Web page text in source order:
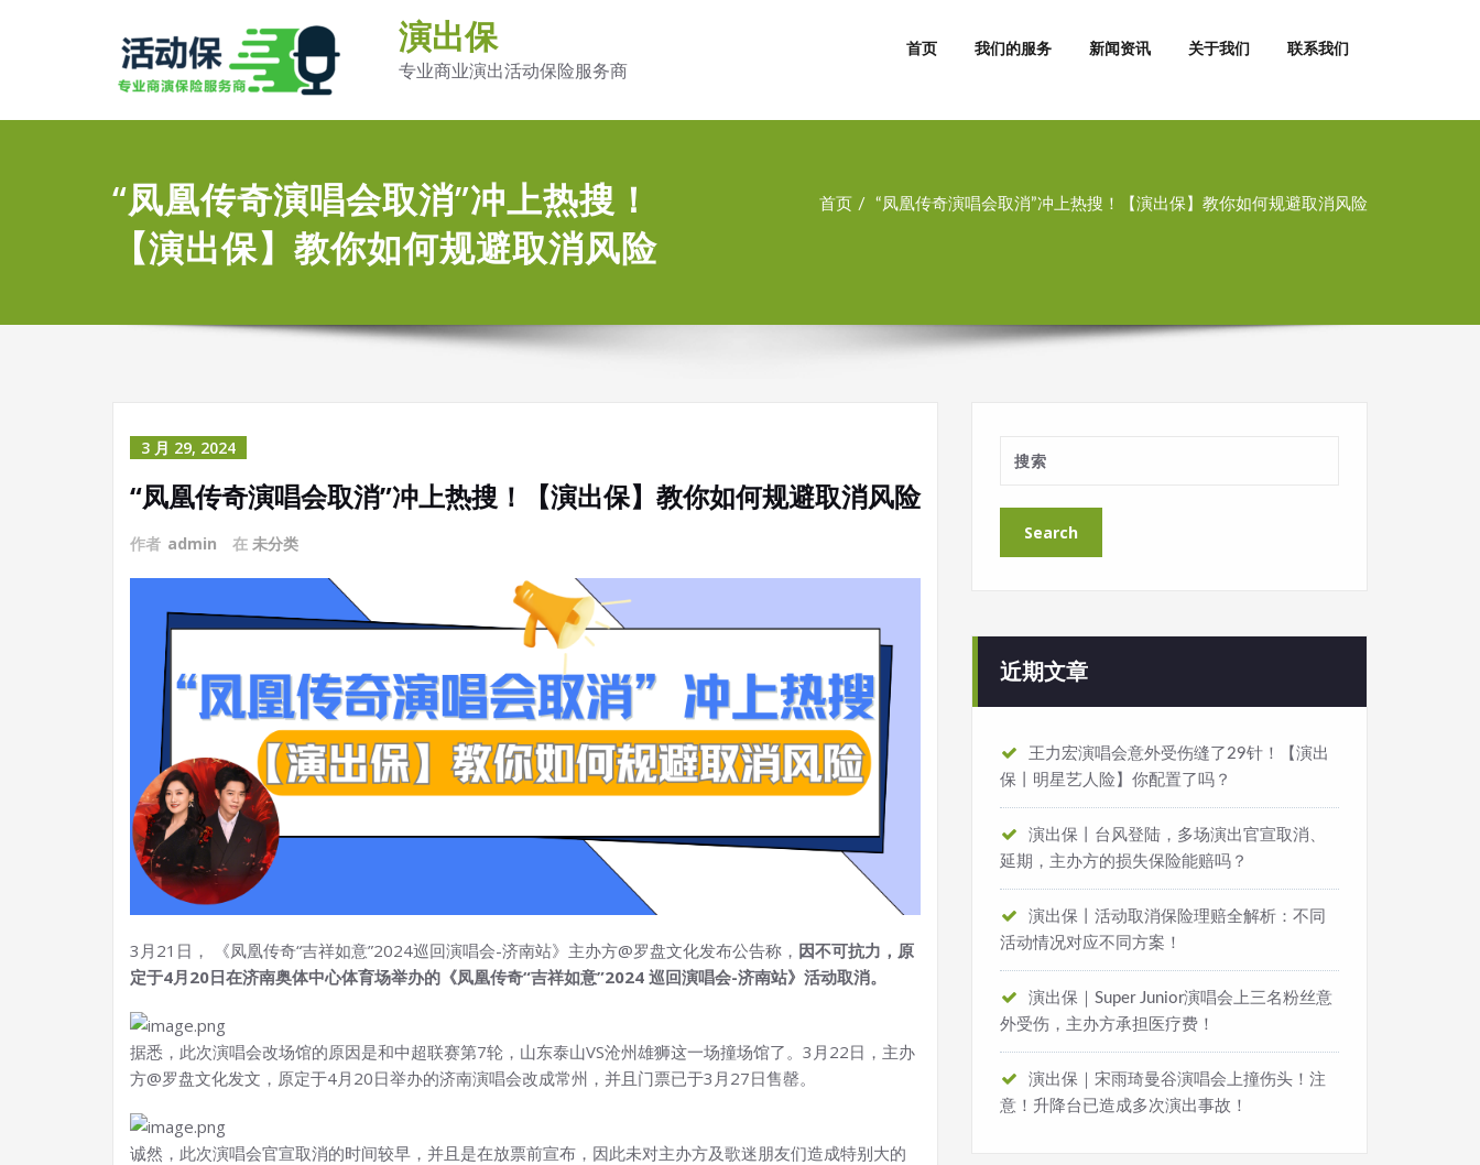
演出保
专业商业演出活动保险服务商
首页 我们的服务 新闻资讯 关于我们 联系我们
“凤凰传奇演唱会取消”冲上热搜！
【演出保】教你如何规避取消风险
首页 “凤凰传奇演唱会取消”冲上热搜！【演出保】教你如何规避取消风险
3 月 29, 2024
“凤凰传奇演唱会取消”冲上热搜！【演出保】教你如何规避取消风险
作者 admin 在 未分类
3月21日， 《凤凰传奇“吉祥如意”2024巡回演唱会-济南站》主办方@罗盘文化发布公告称， 因不可抗力，原
定于4月20日在济南奥体中心体育场举办的《凤凰传奇“吉祥如意”2024 巡回演唱会-济南站》活动取消。
据悉，此次演唱会改场馆的原因是和中超联赛第7轮，山东泰山VS沧州雄狮这一场撞场馆了。3月22日，主办
方@罗盘文化发文，原定于4月20日举办的济南演唱会改成常州，并且门票已于3月27日售罄。
诚然，此次演唱会官宣取消的时间较早，并且是在放票前宣布，因此未对主办方及歌迷朋友们造成特别大的
近期文章
王力宏演唱会意外受伤缝了29针！【演出
保丨明星艺人险】你配置了吗？
演出保丨台风登陆，多场演出官宣取消、
延期，主办方的损失保险能赔吗？
演出保丨活动取消保险理赔全解析：不同
活动情况对应不同方案！
演出保｜Super Junior演唱会上三名粉丝意
外受伤，主办方承担医疗费！
演出保｜宋雨琦曼谷演唱会上撞伤头！注
意！升降台已造成多次演出事故！